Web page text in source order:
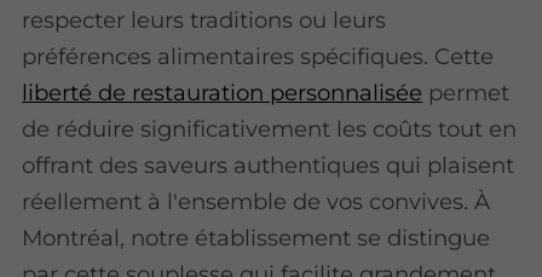
respecter leurs traditions ou leurs
préférences alimentaires spécifiques. Cette
liberté de restauration personnalisée permet
de réduire significativement les coûts tout en
offrant des saveurs authentiques qui plaisent
réellement à l'ensemble de vos convives. À
Montréal, notre établissement se distingue